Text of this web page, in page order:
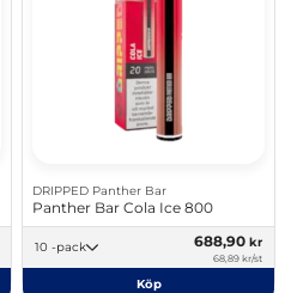
DRIPPED Panther Bar
Panther Bar Cola Ice 800
10 -pack 688,90 kr
68,89 kr/st
Köp